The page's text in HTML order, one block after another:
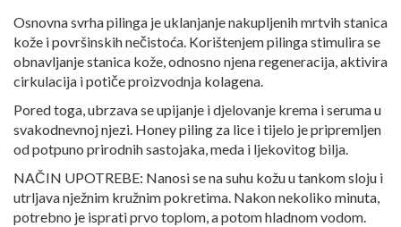
Osnovna svrha pilinga je uklanjanje nakupljenih mrtvih stanica
kože i površinskih nečistoća. Korištenjem pilinga stimulira se
obnavljanje stanica kože, odnosno njena regeneracija, aktivira
cirkulacija i potiče proizvodnja kolagena.
Pored toga, ubrzava se upijanje i djelovanje krema i seruma u
svakodnevnoj njezi. Honey piling za lice i tijelo je pripremljen
od potpuno prirodnih sastojaka, meda i ljekovitog bilja.
NAČIN UPOTREBE: Nanosi se na suhu kožu u tankom sloju i
utrljava nježnim kružnim pokretima. Nakon nekoliko minuta,
potrebno je isprati prvo toplom, a potom hladnom vodom.